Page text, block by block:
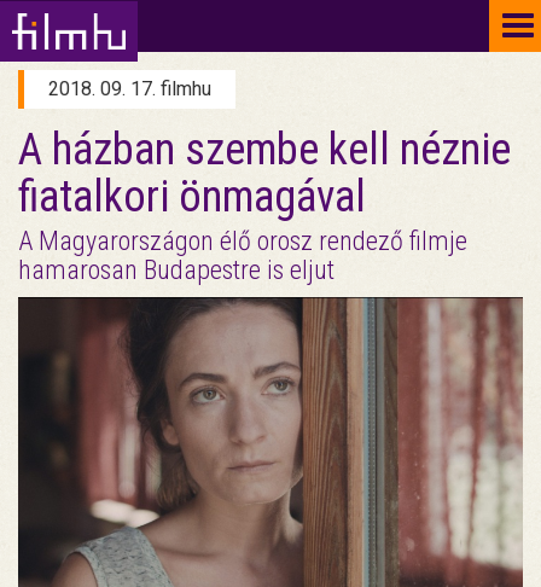
2018. 09. 17. filmhu
A házban szembe kell néznie
fiatalkori önmagával
A Magyarországon élő orosz rendező filmje
hamarosan Budapestre is eljut